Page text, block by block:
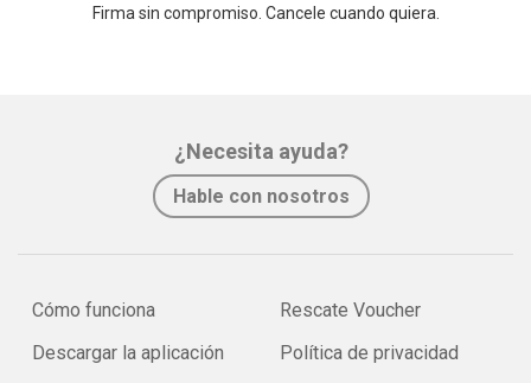
Firma sin compromiso. Cancele cuando quiera.
¿Necesita ayuda?
Hable con nosotros
Cómo funciona
Descargar la aplicación
Rescate Voucher
Política de privacidad